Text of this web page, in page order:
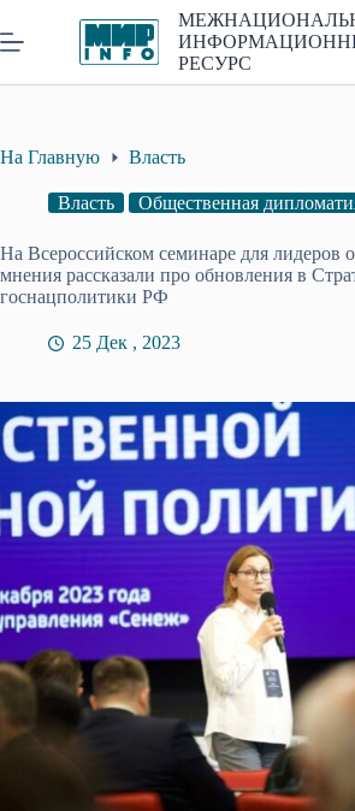
к
сути
РЕСУРС
На Главную Власть
Власть Общественная
На Всероссийском семинаре для лидеров
мнения рассказали про обновления в
госнацполитики РФ
25 Дек , 2023